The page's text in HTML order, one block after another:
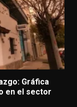
Gráfica
en el sector